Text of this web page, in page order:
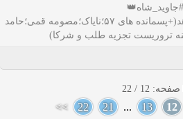
#جاوید_شاه👑
مرگ بر ۳ فاسد : ملا چپی مجاهد(+پسمانده های ۵۷؛نایاک؛مصومه قمی؛حامد
تروریست تجزیه طلب و شرکا)
صفحه: 12 / 22
12
13
...
21
22
>>